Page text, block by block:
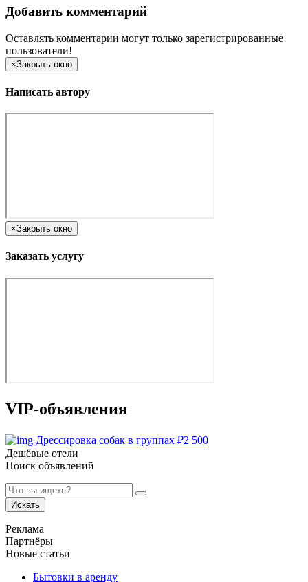
Добавить комментарий
Оставлять комментарии могут только зарегистрированные
пользователи!
×Закрыть окно
Написать автору
×Закрыть окно
Заказать услугу
VIP-объявления
Дрессировка собак в группах ₽2 500
Дешёвые отели
Поиск объявлений
Искать
Реклама
Партнёры
Новые статьи
Бытовки в аренду